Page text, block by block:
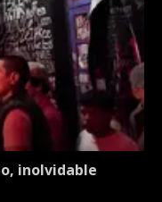
inolvidable